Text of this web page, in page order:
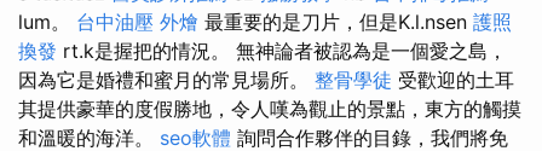
lum。 台中油壓 外燴 最重要的是刀片，但是K.l.nsen 護照
換發 rt.k是握把的情況。 無神論者被認為是一個愛之島，
因為它是婚禮和蜜月的常見場所。 整骨學徒 受歡迎的土耳
其提供豪華的度假勝地，令人嘆為觀止的景點，東方的觸摸
和溫暖的海洋。 seo軟體 詢問合作夥伴的目錄，我們將免